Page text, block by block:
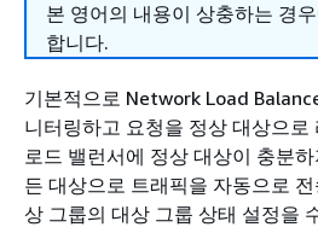
본 영어의 내용이 상충하는 경
합니다.
기본적으로 Network Load
니터링하고 요청을 정상 대상으
로드 밸런서에 정상 대상이 충분
든 대상으로 트래픽을 자동으로
상 그룹의 대상 그룹 상태 설정을